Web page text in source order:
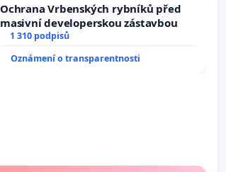
Ochrana Vrbenských rybníků před
masivní developerskou zástavbou
1 310 podpisů
Oznámení o transparentnosti